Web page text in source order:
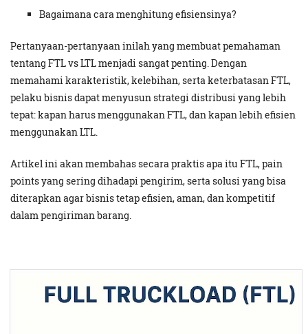
Bagaimana cara menghitung efisiensinya?
Pertanyaan-pertanyaan inilah yang membuat pemahaman
tentang FTL vs LTL menjadi sangat penting. Dengan
memahami karakteristik, kelebihan, serta keterbatasan FTL,
pelaku bisnis dapat menyusun strategi distribusi yang lebih
tepat: kapan harus menggunakan FTL, dan kapan lebih efisien
menggunakan LTL.
Artikel ini akan membahas secara praktis apa itu FTL, pain
points yang sering dihadapi pengirim, serta solusi yang bisa
diterapkan agar bisnis tetap efisien, aman, dan kompetitif
dalam pengiriman barang.